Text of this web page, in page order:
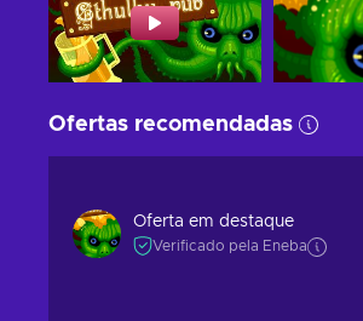
Ofertas recomendadas
Oferta em destaque
Verificado pela Eneba